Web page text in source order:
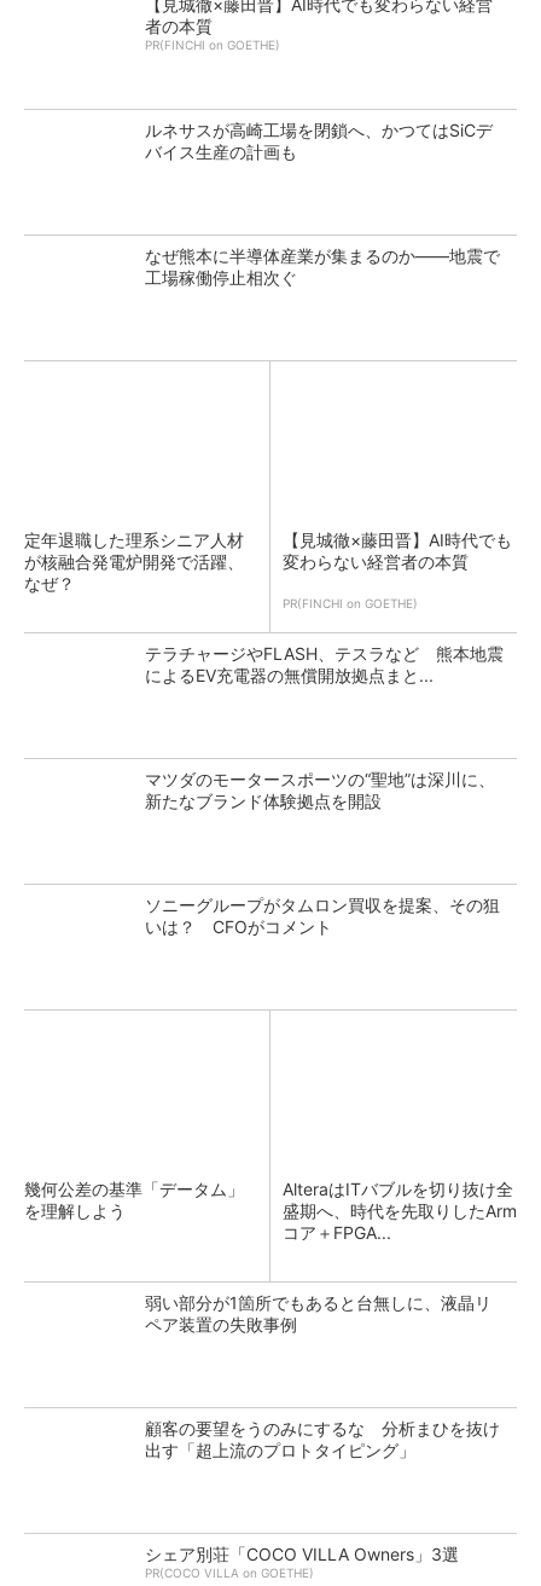
【見城徹×藤田晋】AI時代でも変わらない経営
者の本質
PR(FINCHI on GOETHE)
ルネサスが高崎工場を閉鎖へ、かつてはSiCデ
バイス生産の計画も
なぜ熊本に半導体産業が集まるのか――地震で
工場稼働停止相次ぐ
定年退職した理系シニア人材
が核融合発電炉開発で活躍、
なぜ？
【見城徹×藤田晋】AI時代でも
変わらない経営者の本質
PR(FINCHI on GOETHE)
テラチャージやFLASH、テスラなど 熊本地震
によるEV充電器の無償開放拠点まと...
マツダのモータースポーツの“聖地”は深川に、
新たなブランド体験拠点を開設
ソニーグループがタムロン買収を提案、その狙
いは？ CFOがコメント
幾何公差の基準「データム」
を理解しよう
AlteraはITバブルを切り抜け全
盛期へ、時代を先取りしたArm
コア＋FPGA...
弱い部分が1箇所でもあると台無しに、液晶リ
ペア装置の失敗事例
顧客の要望をうのみにするな 分析まひを抜け
出す「超上流のプロトタイピング」
シェア別荘「COCO VILLA Owners」3選
PR(COCO VILLA on GOETHE)